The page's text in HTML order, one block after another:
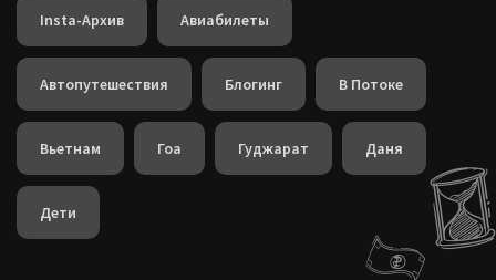
Insta-Архив Авиабилеты
Автопутешествия Блогинг В Потоке
Вьетнам Гоа Гуджарат Даня
Дети